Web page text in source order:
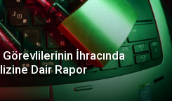
İhracında
Dair Rapor